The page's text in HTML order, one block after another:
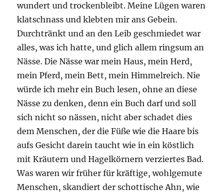
wundert und trockenbleibt. Meine Lügen waren
klatschnass und klebten mir ans Gebein.
Durchtränkt und an den Leib geschmiedet war
alles, was ich hatte, und glich allem ringsum an
Nässe. Die Nässe war mein Haus, mein Herd,
mein Pferd, mein Bett, mein Himmelreich. Nie
würde ich mehr ein Buch lesen, ohne an diese
Nässe zu denken, denn ein Buch darf und soll
sich nicht so nässen, nicht aber schadet dies
dem Menschen, der die Füße wie die Haare bis
aufs Gesicht darein taucht wie in ein köstlich
mit Kräutern und Hagelkörnern verziertes Bad.
Was waren wir früher für kräftige, wohlgemute
Menschen, skandiert der schottische Ahn, wie